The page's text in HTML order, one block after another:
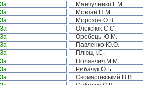
За Манчуленко Г.М.
За Мовчан П.М.
За Морозов О.В.
За Олексіюк С.С.
За Оробець Ю.М.
За Павленко Ю.О.
За Плющ І.С.
За Полянчич М.М.
За Рибачук О.Б.
За Скомаровський В.В.